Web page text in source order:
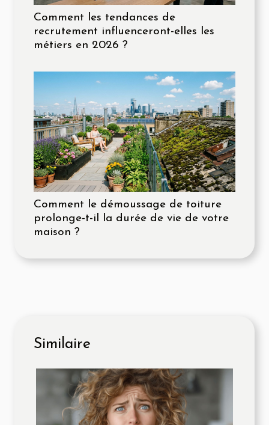
Comment les tendances de
recrutement influenceront-elles les
métiers en 2026 ?
Comment le démoussage de toiture
prolonge-t-il la durée de vie de votre
maison ?
Similaire